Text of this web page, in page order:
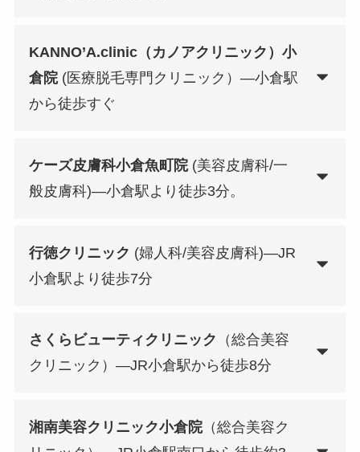
KANNO’A.clinic（カノアクリニック）小
倉院(医療脱毛専門クリニック）—小倉駅
から徒歩すぐ
ケーズ皮膚科小倉魚町院(美容皮膚科/一
般皮膚科)—小倉駅より徒歩3分。
行徳クリニック (婦人科/美容皮膚科)—JR
小倉駅より徒歩7分
さくらビューティクリニック （総合美容
クリニック）—JR小倉駅から徒歩8分
湘南美容クリニック小倉院（総合美容ク